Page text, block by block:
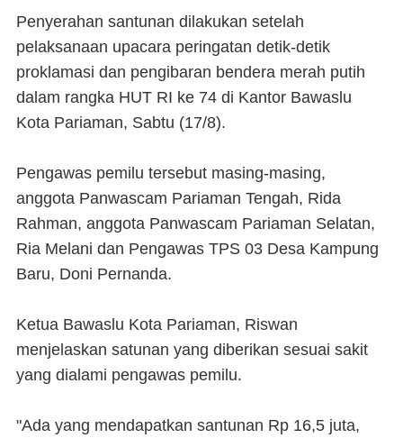
Penyerahan santunan dilakukan setelah
pelaksanaan upacara peringatan detik-detik
proklamasi dan pengibaran bendera merah putih
dalam rangka HUT RI ke 74 di Kantor Bawaslu
Kota Pariaman, Sabtu (17/8).
Pengawas pemilu tersebut masing-masing,
anggota Panwascam Pariaman Tengah, Rida
Rahman, anggota Panwascam Pariaman Selatan,
Ria Melani dan Pengawas TPS 03 Desa Kampung
Baru, Doni Pernanda.
Ketua Bawaslu Kota Pariaman, Riswan
menjelaskan satunan yang diberikan sesuai sakit
yang dialami pengawas pemilu.
"Ada yang mendapatkan santunan Rp 16,5 juta,